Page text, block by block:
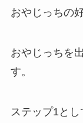
おやじっちの
おやじっちを
す。
ステップ1と